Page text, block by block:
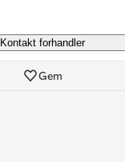
Kontakt forhandler
Gem